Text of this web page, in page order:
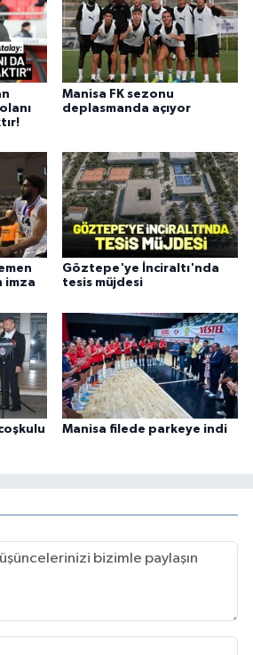
Manisa FK sezonu
deplasmanda açıyor
imza
Göztepe'ye İnciraltı'nda
tesis müjdesi
Manisa filede parkeye indi